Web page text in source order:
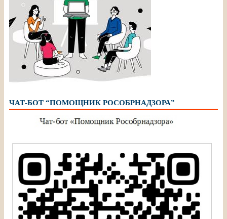
ЧАТ-БОТ “ПОМОЩНИК РОСОБРНАДЗОРА”